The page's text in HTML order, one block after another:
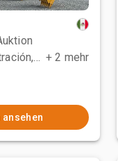
Polotitlán de la Ilustración, MEX + 2 mehr